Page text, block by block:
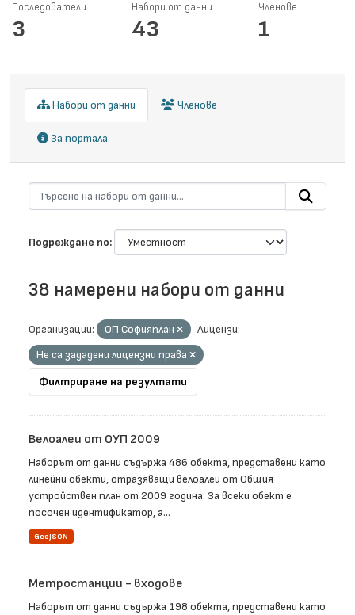
Последователи
3
Набори от данни
43
Членове
1
Набори от данни Членове
За портала
Подреждане по
38 намерени набори от данни
Организации: ОП Софияплан
Лицензи:
Не са зададени лицензни права
Филтриране на резултати
Велоалеи от ОУП 2009
Наборът от данни съдържа 486 обекта, представени като
линейни обекти, отразяващи велоалеи от Общия
устройствен план от 2009 година. За всеки обект е
посочен идентификатор, а...
GeoJSON
Метростанции - входове
Наборът от данни съдържа 198 обекта, представени като